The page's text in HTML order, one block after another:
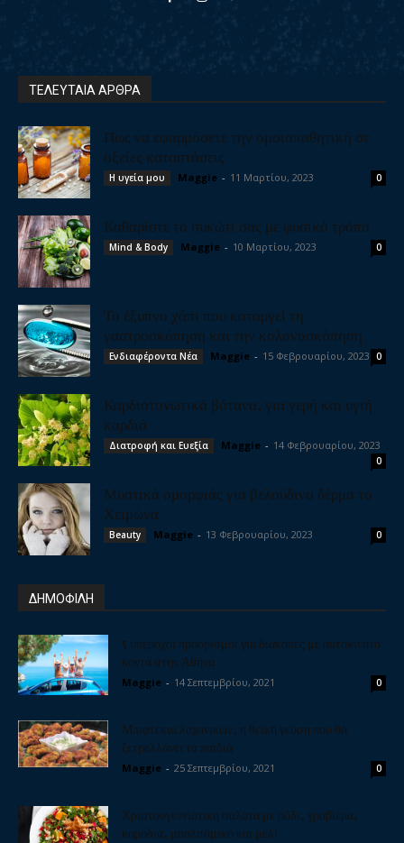
ΤΕΛΕΥΤΑΙΑ ΑΡΘΡΑ
Πως να εφαρμόσετε την ομοιοπαθητική σε
οξείες καταστάσεις
Η υγεία μου Maggie - 11 Μαρτίου, 2023 0
Καθαρίστε το συκώτι σας με φυσικό τρόπο
Mind & Body Maggie - 10 Μαρτίου, 2023 0
Το έξυπνο χάπι που καταργεί τη
γαστροσκόπηση και την κολονοσκόπηση
Ενδιαφέροντα Νέα Maggie - 15 Φεβρουαρίου, 2023 0
Καρδιοτονωτικά βότανα, για γερή και υγιή
καρδιά
Διατροφή και Ευεξία Maggie - 14 Φεβρουαρίου, 2023
0
Μυστικά ομορφιάς για βελούδινο δέρμα το
Χειμώνα
Beauty Maggie - 13 Φεβρουαρίου, 2023 0
ΔΗΜΟΦΙΛΗ
5 υπέροχοι προορισμοί για διακοπές με αυτοκίνητο
κοντά στην Αθήνα
Maggie - 14 Σεπτεμβρίου, 2021 0
Μπιφτέκια λαχανικών, η θεϊκή γεύση που θα
ξετρελλάνει τα παιδιά
Maggie - 25 Σεπτεμβρίου, 2021 0
Χριστουγεννιάτικη σαλάτα με ρόδι, γραβιέρα,
καρύδια, μπαλσάμικο και μέλι